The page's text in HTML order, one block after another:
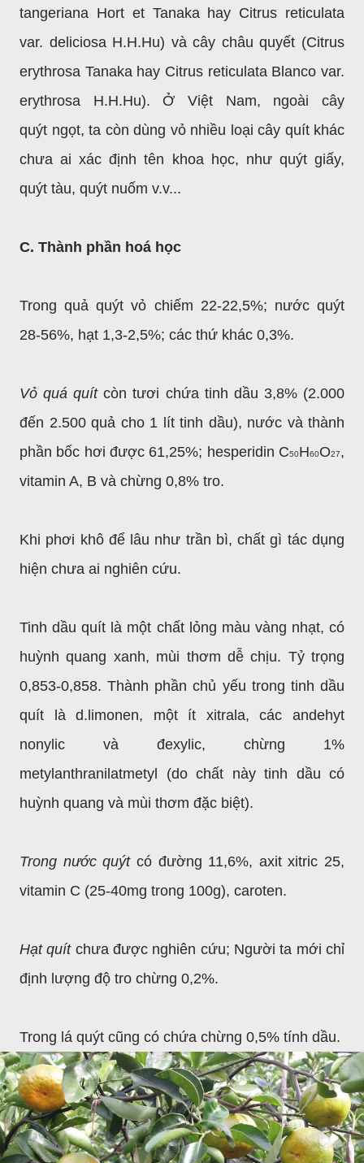
tangeriana Hort et Tanaka hay Citrus reticulata
var. deliciosa H.H.Hu) và cây châu quyết (Citrus
erythrosa Tanaka hay Citrus reticulata Blanco var.
erythrosa H.H.Hu). Ở Việt Nam, ngoài cây
quýt ngọt, ta còn dùng vỏ nhiều loại cây quít khác
chưa ai xác định tên khoa học, như quýt giấy,
quýt tàu, quýt nuốm v.v...
C. Thành phần hoá học
Trong quả quýt vỏ chiếm 22-22,5%; nước quýt
28-56%, hạt 1,3-2,5%; các thứ khác 0,3%.
Vỏ quá quítcòn tươi chứa tinh dầu 3,8% (2.000
đến 2.500 quả cho 1 lít tinh dầu), nước và thành
phần bốc hơi được 61,25%; hesperidin C50H60O27,
vitamin A, B và chừng 0,8% tro.
Khi phơi khô để lâu như trần bì, chất gì tác dụng
hiện chưa ai nghiên cứu.
Tinh dầu quít là một chất lỏng màu vàng nhạt, có
huỳnh quang xanh, mùi thơm dễ chịu. Tỷ trọng
0,853-0,858. Thành phần chủ yếu trong tinh dầu
quít là d.limonen, một ít xitrala, các andehyt
nonylic và đexylic, chừng 1%
metylanthranilatmetyl (do chất này tinh dầu có
huỳnh quang và mùi thơm đặc biệt).
Trong nước quýtcó đường 11,6%, axit xitric 25,
vitamin C (25-40mg trong 100g), caroten.
Hạt quítchưa được nghiên cứu; Người ta mới chỉ
định lượng độ tro chừng 0,2%.
Trong lá quýt cũng có chứa chừng 0,5% tính dầu.